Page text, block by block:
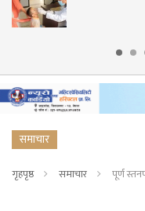
समाचार
गृहपृष्ठ समाचार पूर्ण